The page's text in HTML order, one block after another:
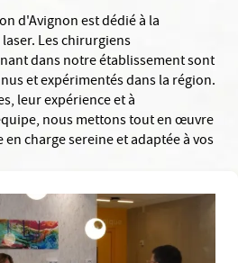
d'Avignon est dédié à la
Les chirurgiens
dans notre établissement sont
et expérimentés dans la région.
leur expérience et à
nous mettons tout en œuvre
charge sereine et adaptée à vos